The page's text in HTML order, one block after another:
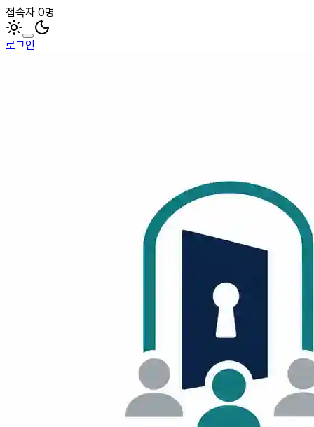
접속자 0명
로그인